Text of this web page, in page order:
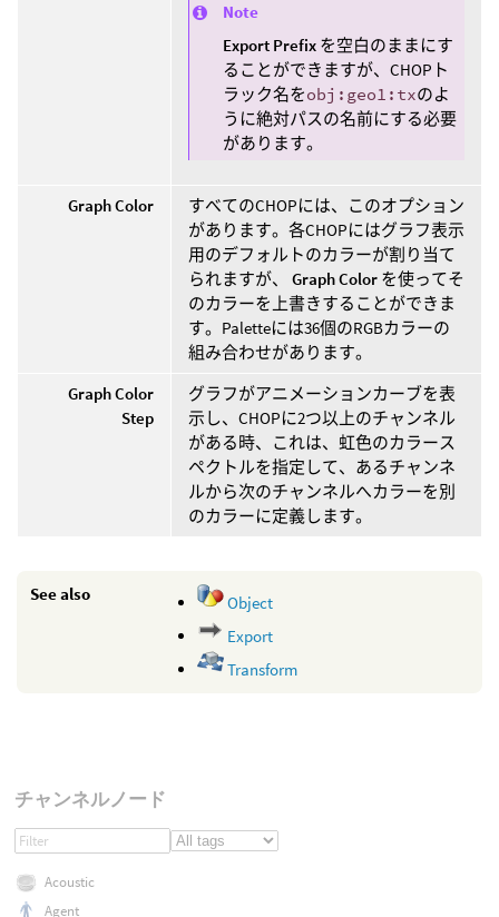
Note
Export Prefix を空白のままにす
ることができますが、CHOPト
ラック名をobj:geo1:txのよ
うに絶対パスの名前にする必要
があります。
Graph Color
すべてのCHOPには、このオプション
があります。各CHOPにはグラフ表示
用のデフォルトのカラーが割り当て
られますが、 Graph Color を使ってそ
のカラーを上書きすることができま
す。Paletteには36個のRGBカラーの
組み合わせがあります。
Graph Color
Step
グラフがアニメーションカーブを表
示し、CHOPに2つ以上のチャンネル
がある時、これは、虹色のカラース
ペクトルを指定して、あるチャンネ
ルから次のチャンネルへカラーを別
のカラーに定義します。
See also
Object
Export
Transform
チャンネルノード
Acoustic
Agent